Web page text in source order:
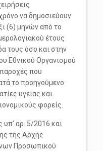
να δημοσιεύουν
(6) μηνών από το
έτους
τους όσο και στην
Εθνικού Οργανισμού
που
το προηγούμενο
υγείας και
φορείς.
υπ’ αρ. 5/2016 και
της Αρχής
Προσωπικού